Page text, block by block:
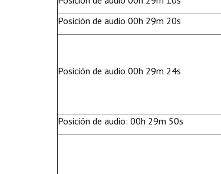
Posición de audio 00h 29m 20s
Posición de audio 00h 29m 24s
Posición de audio: 00h 29m 50s